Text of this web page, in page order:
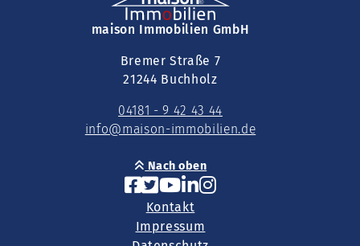
maison Immobilien GmbH
Bremer Straße 7
21244 Buchholz
04181 - 9 42 43 44
info@maison-immobilien.de
Nach oben
Kontakt
Impressum